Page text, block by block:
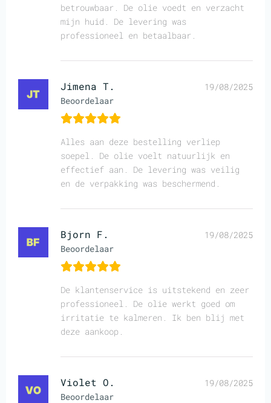
betrouwbaar. De olie voedt en verzacht
mijn huid. De levering was
professioneel en betaalbaar.
Jimena T.
Beoordelaar
19/08/2025
Alles aan deze bestelling verliep
soepel. De olie voelt natuurlijk en
effectief aan. De levering was veilig
en de verpakking was beschermend.
Bjorn F.
Beoordelaar
19/08/2025
De klantenservice is uitstekend en zeer
professioneel. De olie werkt goed om
irritatie te kalmeren. Ik ben blij met
deze aankoop.
Violet O.
Beoordelaar
19/08/2025